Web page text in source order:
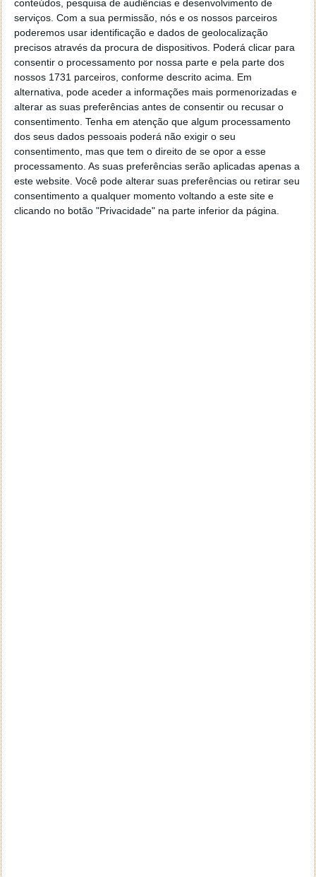
conteúdos, pesquisa de audiências e desenvolvimento de
serviços. Com a sua permissão, nós e os nossos parceiros
poderemos usar identificação e dados de geolocalização
precisos através da procura de dispositivos. Poderá clicar para
consentir o processamento por nossa parte e pela parte dos
nossos 1731 parceiros, conforme descrito acima. Em
alternativa, pode aceder a informações mais pormenorizadas e
alterar as suas preferências antes de consentir ou recusar o
consentimento. Tenha em atenção que algum processamento
dos seus dados pessoais poderá não exigir o seu
consentimento, mas que tem o direito de se opor a esse
processamento. As suas preferências serão aplicadas apenas a
este website. Você pode alterar suas preferências ou retirar seu
consentimento a qualquer momento voltando a este site e
clicando no botão "Privacidade" na parte inferior da página.
mercado. Em 2015 haverão mesmo mais pessoas a
usar tablets do género do iPad que netbooks. Estará
o iPad a matar os netbooks? Bom, já o outro dizia:
“Não mata, mas mói”. [via]
Este artigo tem mais de um ano
Acompanhe o Pplware no Google Notícias
Proponha uma correção, faça uma sugestão